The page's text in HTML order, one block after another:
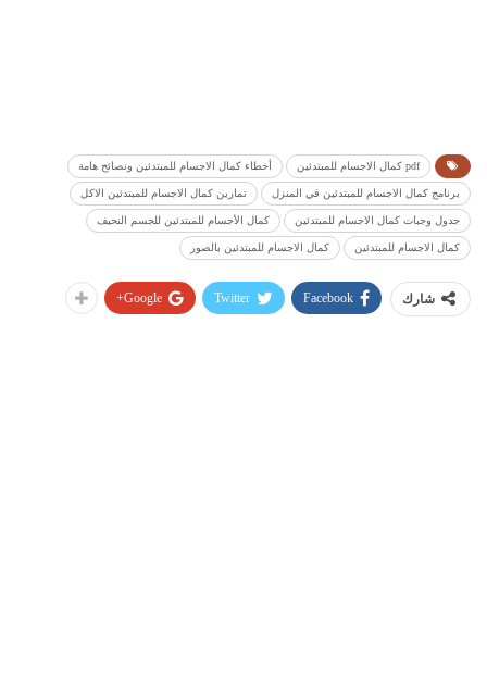
pdf كمال الاجسام للمبتدئين أخطاء كمال الاجسام للمبتدئين ونصائح هامة
برنامج كمال الاجسام للمبتدئين في المنزل تمارين كمال الاجسام للمبتدئين الاكل
جدول وجبات كمال الاجسام للمبتدئين كمال الأجسام للمبتدئين للجسم النحيف
كمال الاجسام للمبتدئين كمال الاجسام للمبتدئين بالصور
شارك Facebook
Twitter
Google+